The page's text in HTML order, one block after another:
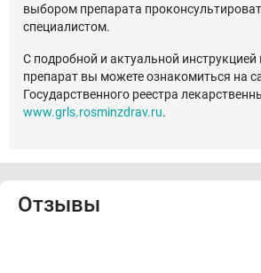
выбором препарата
специалистом.
С подробной и актуальной
препарат вы можете ознакомиться на
Государственного реестра
www.grls.rosminzdrav.ru.
Отзывы